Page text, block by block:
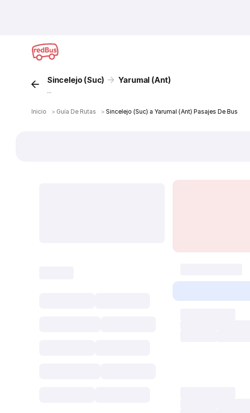
Sincelejo (Suc) Yarumal (Ant)
...
Inicio ＞ Guía De Rutas ＞ Sincelejo (Suc) a Yarumal (Ant) Pasajes De Bus